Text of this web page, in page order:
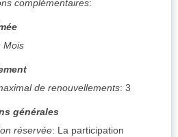
complémentaires:
Mois
de renouvellements: 3
générales
réservée: La participation